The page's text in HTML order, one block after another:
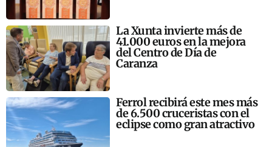
La Xunta invierte más de
41.000 euros en la mejora
del Centro de Día de
Caranza
Ferrol recibirá este mes más
de 6.500 cruceristas con el
eclipse como gran atractivo